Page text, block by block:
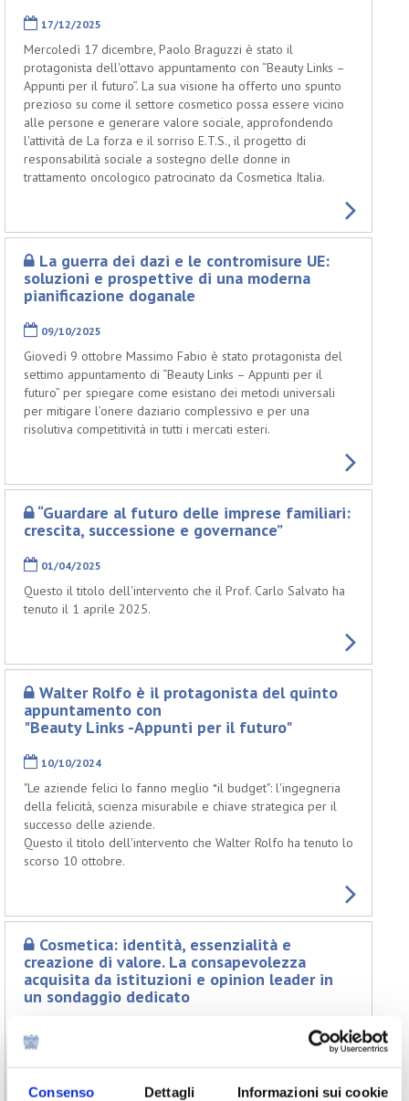
Consenso Dettagli Informazioni sui cookie
17/12/2025
Mercoledì 17 dicembre, Paolo Braguzzi è stato il
protagonista dell'ottavo appuntamento con “Beauty Links –
Appunti per il futuro”. La sua visione ha offerto uno spunto
prezioso su come il settore cosmetico possa essere vicino
alle persone e generare valore sociale, approfondendo
l'attività de La forza e il sorriso E.T.S., il progetto di
responsabilità sociale a sostegno delle donne in
trattamento oncologico patrocinato da Cosmetica Italia.
La guerra dei dazi e le contromisure UE:
soluzioni e prospettive di una moderna
pianificazione doganale
09/10/2025
Giovedì 9 ottobre Massimo Fabio è stato protagonista del
settimo appuntamento di “Beauty Links – Appunti per il
futuro” per spiegare come esistano dei metodi universali
per mitigare l’onere daziario complessivo e per una
risolutiva competitività in tutti i mercati esteri.
“Guardare al futuro delle imprese familiari:
crescita, successione e governance”
01/04/2025
Questo il titolo dell'intervento che il Prof. Carlo Salvato ha
tenuto il 1 aprile 2025.
Walter Rolfo è il protagonista del quinto
appuntamento con
"Beauty Links -Appunti per il futuro"
10/10/2024
"Le aziende felici lo fanno meglio *il budget": l'ingegneria
della felicità, scienza misurabile e chiave strategica per il
successo delle aziende.
Questo il titolo dell'intervento che Walter Rolfo ha tenuto lo
scorso 10 ottobre.
Cosmetica: identità, essenzialità e
creazione di valore. La consapevolezza
acquisita da istituzioni e opinion leader in
un sondaggio dedicato
Disponibili i materiali del quarto webinar del format “Beauty
scorso 22 maggio, ha visto protagonista Alessandra Ghisleri,